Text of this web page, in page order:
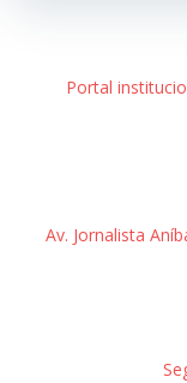
Portal
Av. Jornalista